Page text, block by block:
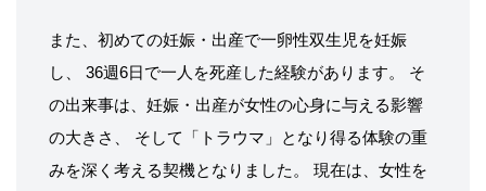
また、初めての妊娠・出産で一卵性双生児を妊娠
し、 36週6日で一人を死産した経験があります。 そ
の出来事は、妊娠・出産が女性の心身に与える影響
の大きさ、 そして「トラウマ」となり得る体験の重
みを深く考える契機となりました。 現在は、女性を